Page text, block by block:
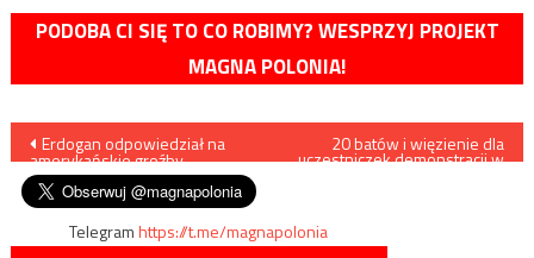
PODOBA CI SIĘ TO CO ROBIMY? WESPRZYJ PROJEKT
MAGNA POLONIA!
Nawigacja
wpisu
Erdogan odpowiedział na
amerykańskie groźby
20 batów i więzienie dla
uczestniczek demonstracji w
Telegramhttps://t.me/magnapolonia